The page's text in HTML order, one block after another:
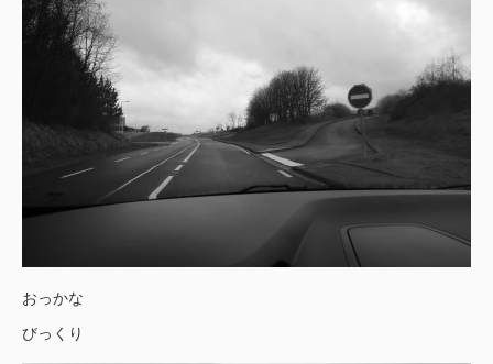
おっかな
びっくり